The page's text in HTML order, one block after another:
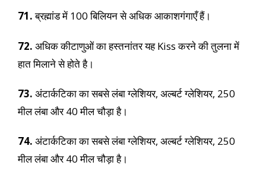
71.ब्रह्मांड में 100 बिलियन से अधिक आकाशगंगाएँ हैं।
72. अधिक कीटाणुओं का हस्तनांतर यह Kiss करने की तुलना में
हात मिलाने से होते है।
73. अंटार्कटिका का सबसे लंबा ग्लेशियर, अल्बर्ट ग्लेशियर, 250
मील लंबा और 40 मील चौड़ा है।
74. अंटार्कटिका का सबसे लंबा ग्लेशियर, अल्बर्ट ग्लेशियर, 250
मील लंबा और 40 मील चौड़ा है।